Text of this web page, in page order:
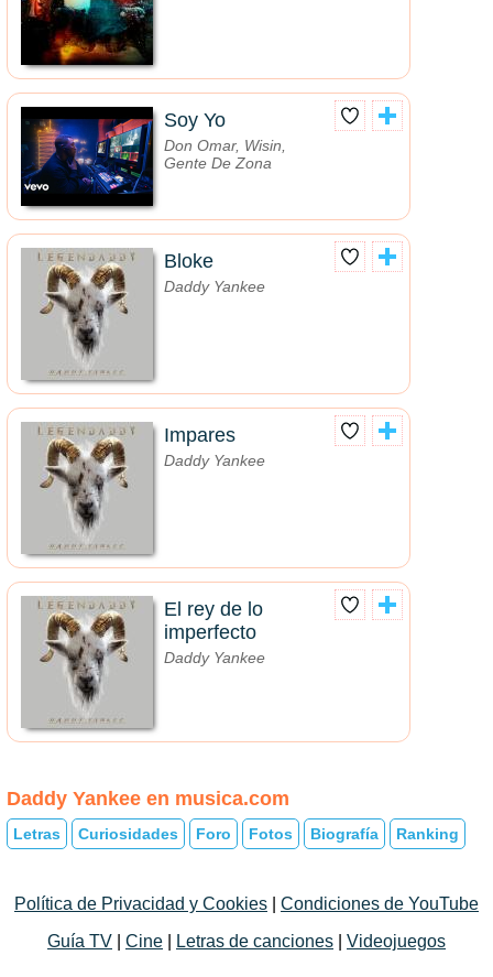
Soy Yo
Don Omar, Wisin,
Gente De Zona
Bloke
Daddy Yankee
Impares
Daddy Yankee
El rey de lo
imperfecto
Daddy Yankee
Daddy Yankee en musica.com
Letras Curiosidades Foro Fotos Biografía Ranking
Política de Privacidad y Cookies
Condiciones de YouTube
Guía TV
Cine Letras de canciones Videojuegos